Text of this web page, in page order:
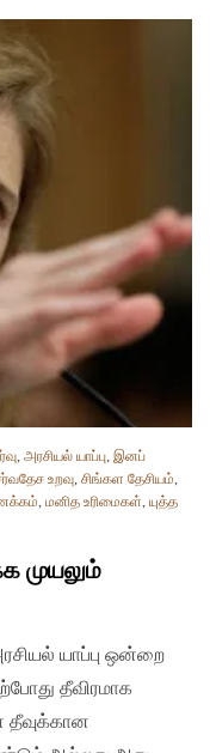
, அரசியல் யாப்பு, இனப்
உறவு, சிங்கள தேசியம்,
, மனித உரிமைகள், யுத்த
முயலும்
யாப்பு ஒன்றை
தீவிரமாக
தீவுக்கான